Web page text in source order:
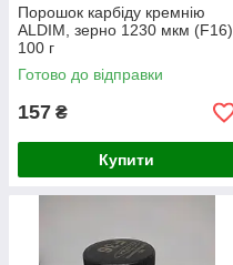
Порошок карбіду кремнію
ALDIM, зерно 1230 мкм (F16)
100 г
Готово до відправки
157 ₴
Купити